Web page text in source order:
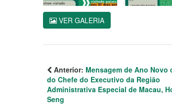
VER GALERIA
Anterior: Mensagem de Ano Novo
do Chefe do Executivo da Região
Administrativa Especial de Macau,
Seng